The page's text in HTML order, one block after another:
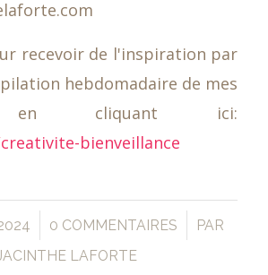
recevoir de l'inspiration par
hebdomadaire de mes
en cliquant ici:
bienveillance
0 COMMENTAIRES
/
PAR
LAFORTE